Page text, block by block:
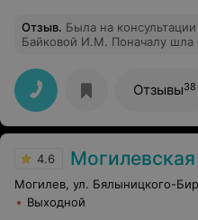
Отзыв. Была на
Байковой И.М. Поначалу шла
Отличный специалист, очень
давит, скорректировала
рекомендации. Осталась
Отзывы38
4.6
Могилев, ул. Бялыницкого-
Выходной